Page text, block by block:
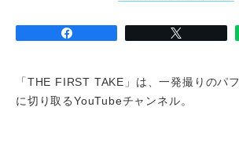
「THE FIRST TAKE」は、一発撮りのパ
に切り取るYouTubeチャンネル。